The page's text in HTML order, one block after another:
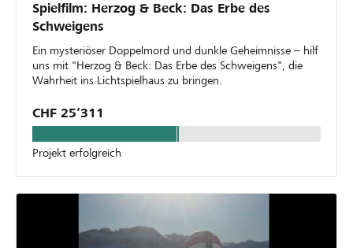
Spielfilm: Herzog & Beck: Das Erbe des
Schweigens
Ein mysteriöser Doppelmord und dunkle Geheimnisse – hilf
uns mit "Herzog & Beck: Das Erbe des Schweigens", die
Wahrheit ins Lichtspielhaus zu bringen.
CHF 25’311
Projekt erfolgreich